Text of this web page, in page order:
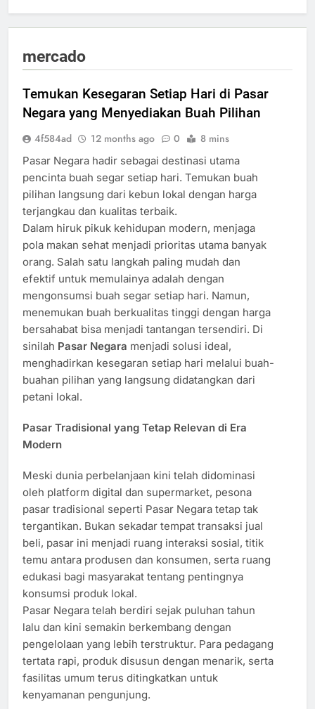
mercado
Temukan Kesegaran Setiap Hari di Pasar
Negara yang Menyediakan Buah Pilihan
4f584ad 12 months ago 0 8 mins
Pasar Negara hadir sebagai destinasi utama
pencinta buah segar setiap hari. Temukan buah
pilihan langsung dari kebun lokal dengan harga
terjangkau dan kualitas terbaik.
Dalam hiruk pikuk kehidupan modern, menjaga
pola makan sehat menjadi prioritas utama banyak
orang. Salah satu langkah paling mudah dan
efektif untuk memulainya adalah dengan
mengonsumsi buah segar setiap hari. Namun,
menemukan buah berkualitas tinggi dengan harga
bersahabat bisa menjadi tantangan tersendiri. Di
sinilah Pasar Negara menjadi solusi ideal,
menghadirkan kesegaran setiap hari melalui buah-
buahan pilihan yang langsung didatangkan dari
petani lokal.
Pasar Tradisional yang Tetap Relevan di Era
Modern
Meski dunia perbelanjaan kini telah didominasi
oleh platform digital dan supermarket, pesona
pasar tradisional seperti Pasar Negara tetap tak
tergantikan. Bukan sekadar tempat transaksi jual
beli, pasar ini menjadi ruang interaksi sosial, titik
temu antara produsen dan konsumen, serta ruang
edukasi bagi masyarakat tentang pentingnya
konsumsi produk lokal.
Pasar Negara telah berdiri sejak puluhan tahun
lalu dan kini semakin berkembang dengan
pengelolaan yang lebih terstruktur. Para pedagang
tertata rapi, produk disusun dengan menarik, serta
fasilitas umum terus ditingkatkan untuk
kenyamanan pengunjung.